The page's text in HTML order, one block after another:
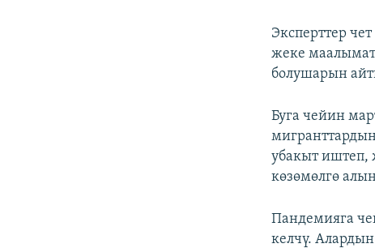
Эксперттер
жеке
болушарын
Буга чейин
убакыт иштеп,
көзөмөлгө
Пандемияга
келчү.